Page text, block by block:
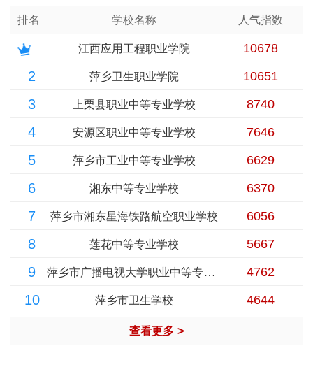
排名 学校名称 人气指数
江西应用工程职业学院 10678
2 萍乡卫生职业学院 10651
3 上栗县职业中等专业学校 8740
4 安源区职业中等专业学校 7646
5 萍乡市工业中等专业学校 6629
6 湘东中等专业学校 6370
7 萍乡市湘东星海铁路航空职业学校 6056
8 莲花中等专业学校 5667
9 萍乡市广播电视大学职业中等专业学校 4762
10 萍乡市卫生学校 4644
查看更多 >